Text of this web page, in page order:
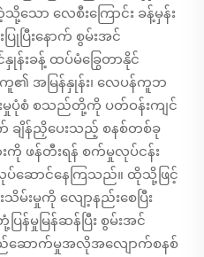
ာ လေစီးကြောင်း ခန့်မှန်း
ပြီးနောက် စွမ်းအင်
န်းခန့် ထပ်မံခြွေတာနိုင်
၏ အမြန်နှုန်း၊ လေပန်ကူဘ
ပုံစံ စသည်တို့ကို ပတ်ဝန်းကျင်
ချိန်ညှိပေးသည့် စနစ်တစ်ခု
းကို ဖန်တီးရန် စက်မှုလုပ်ငန်း
ပ်ဆောင်နေကြသည်။ ထိုသို့ဖြင့်
မ်းမှုကို လျော့နည်းစေပြီး
ပြန်မှုမြန်ဆန်ပြီး စွမ်းအင်
ဆောက်မှုအလိုအလျောက်စနစ်